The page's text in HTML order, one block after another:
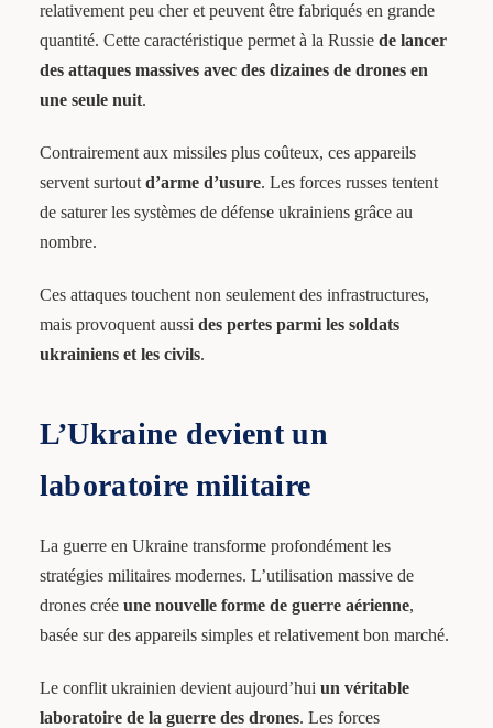
relativement peu cher et peuvent être fabriqués en grande
quantité. Cette caractéristique permet à la Russie de lancer
des attaques massives avec des dizaines de drones en
une seule nuit.
Contrairement aux missiles plus coûteux, ces appareils
servent surtout d’arme d’usure. Les forces russes tentent
de saturer les systèmes de défense ukrainiens grâce au
nombre.
Ces attaques touchent non seulement des infrastructures,
mais provoquent aussi des pertes parmi les soldats
ukrainiens et les civils.
L’Ukraine devient un
laboratoire militaire
La guerre en Ukraine transforme profondément les
stratégies militaires modernes. L’utilisation massive de
drones crée une nouvelle forme de guerre aérienne,
basée sur des appareils simples et relativement bon marché.
Le conflit ukrainien devient aujourd’hui un véritable
laboratoire de la guerre des drones. Les forces